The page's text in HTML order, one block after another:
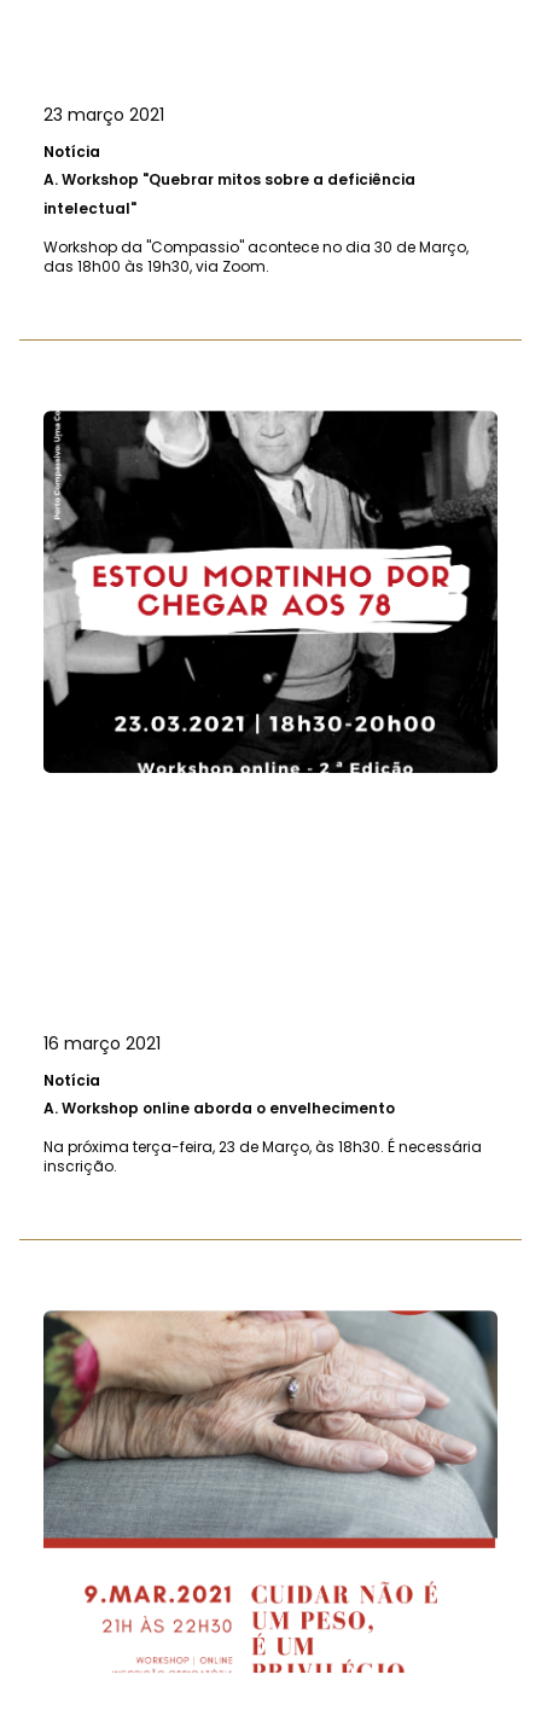
23 março 2021
Notícia
A.Workshop "Quebrar mitos sobre a deficiência
intelectual"
Workshop da "Compassio" acontece no dia 30 de Março,
das 18h00 às 19h30, via Zoom.
16 março 2021
Notícia
A.Workshop online aborda o envelhecimento
Na próxima terça-feira, 23 de Março, às 18h30. É necessária
inscrição.